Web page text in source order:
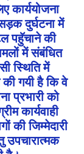
कार्ययोजना
दुर्घटना में
पहुॅचाने की
में संबंधित
स्थिति में
की गयी है कि वे
प्रभारी को
कार्यवाही
की जिम्मेदारी
उपचारात्मक